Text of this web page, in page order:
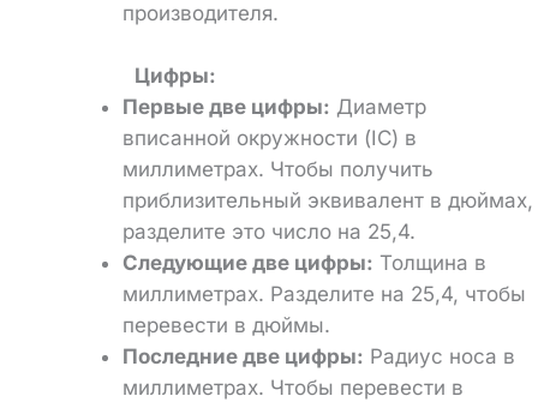
производителя.
Цифры:
Первые две цифры: Диаметр
вписанной окружности (IC) в
миллиметрах. Чтобы получить
приблизительный эквивалент в дюймах,
разделите это число на 25,4.
Следующие две цифры: Толщина в
миллиметрах. Разделите на 25,4, чтобы
перевести в дюймы.
Последние две цифры: Радиус носа в
миллиметрах. Чтобы перевести в